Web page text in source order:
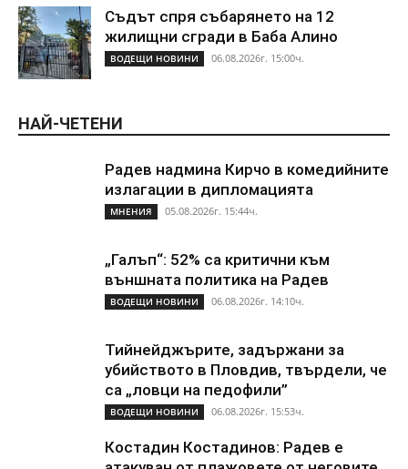
Съдът спря събарянето на 12
жилищни сгради в Баба Алино
ВОДЕЩИ НОВИНИ 06.08.2026г. 15:00ч.
НАЙ-ЧЕТЕНИ
Радев надмина Кирчо в комедийните
излагации в дипломацията
МНЕНИЯ 05.08.2026г. 15:44ч.
„Галъп“: 52% са критични към
външната политика на Радев
ВОДЕЩИ НОВИНИ 06.08.2026г. 14:10ч.
Тийнейджърите, задържани за
убийството в Пловдив, твърдели, че
са „ловци на педофили”
ВОДЕЩИ НОВИНИ 06.08.2026г. 15:53ч.
Костадин Костадинов: Радев е